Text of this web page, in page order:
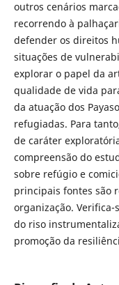
outros cenários
recorrendo à
defender os direitos
situações de
explorar o papel da
qualidade de vida
da atuação dos
refugiadas. Para
de caráter
compreensão do
sobre refúgio e
principais fontes são
organização. Verifica-
do riso
promoção da